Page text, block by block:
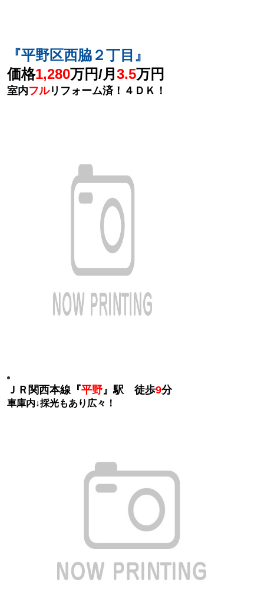
『平野区西脇２丁目』
価格1,280万円/月 3.5万円
室内フルリフォーム済！４ＤＫ！
ＪＲ関西本線『平野』駅 徒歩9分
車庫内↓採光もあり広々！